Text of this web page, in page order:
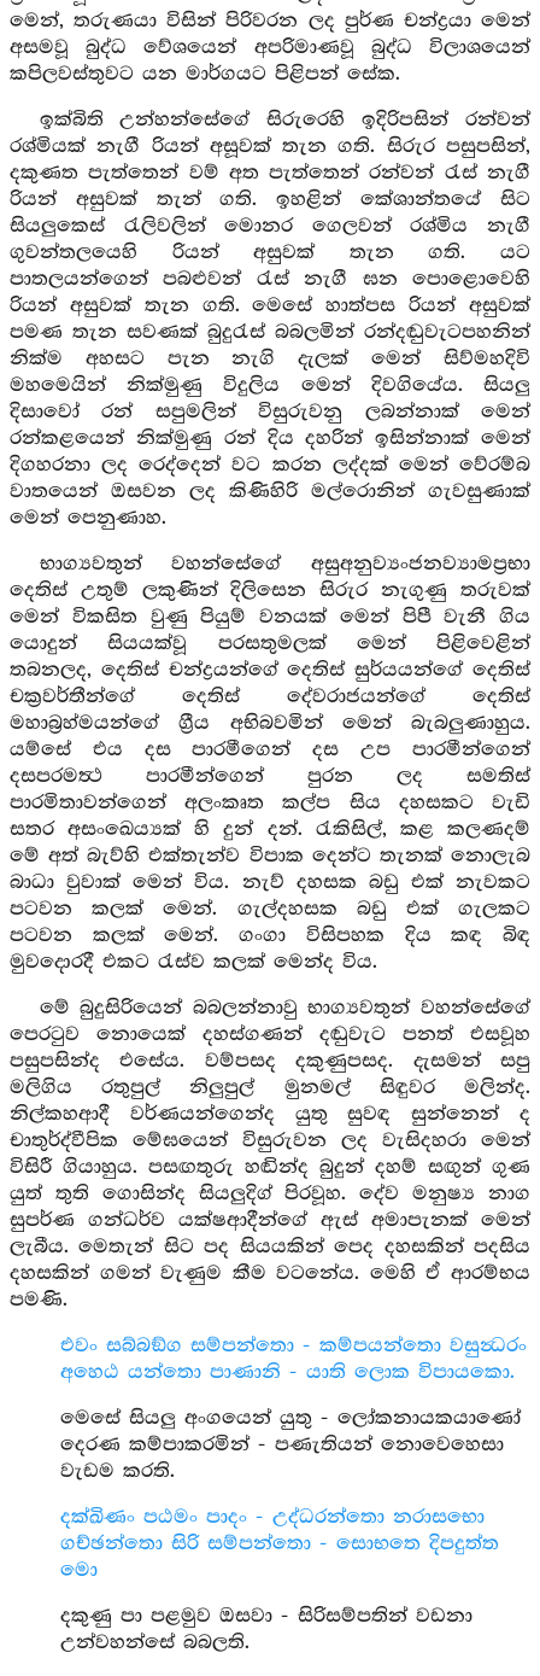
මෙන්, තරුණයා විසින් පිරිවරන ලද පුර්ණ චන්ද්‍රයා මෙන්
අසමවූ බුද්ධ වේශයෙන් අපරිමාණවූ බුද්ධ විලාශයෙන්
කපිලවස්තුවට යන මාර්ගයට පිළිපන් සේක.
ඉක්බිති උන්හන්සේගේ සිරුරෙහි ඉදිරිපසින් රන්වන්
රශ්මියක් නැගී රියන් අසූවක් තැන ගති. සිරුර පසුපසින්,
දකුණත පැත්තෙන් වම් අත පැත්තෙන් රන්වන් රැස් නැගී
රියන් අසුවක් තැන් ගති. ඉහළින් කේශාන්තයේ සිට
සියලුකෙස් රැලිවලින් මොනර ගෙලවන් රශ්මිය නැගී
ගුවන්තලයෙහි රියන් අසුවක් තැන ගති. යට
පාතලයන්ගෙන් පබළුවන් රැස් නැගී ඝන පොළොවෙහි
රියන් අසුවක් තැන ගති. මෙසේ හාත්පස රියන් අසුවක්
පමණ තැන සවණක් බුදුරැස් බබලමින් රන්දඬුවැටපහනින්
නික්ම අහසට පැන නැගි දැලක් මෙන් සිව්මහදිවි
මහමෙයින් නික්මුණු විදුලිය මෙන් දිවගියේය. සියලු
දිසාවෝ රන් සපුමලින් විසුරුවනු ලබන්නාක් මෙන්
රන්කළයෙන් නික්මුණු රන් දිය දහරින් ඉසින්නාක් මෙන්
දිගහරනා ලද රෙද්දෙන් වට කරන ලද්දක් මෙන් වේරම්බ
වාතයෙන් ඔසවන ලද කිණිහිරි මල්රොනින් ගැවසුණාක්
මෙන් පෙනුණාහ.
භාග්‍යවතුන් වහන්සේගේ අසුඅනුව්‍යංජනව්‍යාමප්‍රභා
දෙතිස් උතුම් ලකුණින් දිලිසෙන සිරුර නැගුණු තරුවක්
මෙන් විකසිත වුණු පියුම් වනයක් මෙන් පිපී වැනී ගිය
යොදුන් සියයක්වූ පරසතුමලක් මෙන් පිළිවෙළින්
තබනලද, දෙතිස් චන්ද්‍රයන්ගේ දෙතිස් සුර්යයන්ගේ දෙතිස්
චක්‍රවර්තීන්ගේ දෙතිස් දේවරාජයන්ගේ දෙතිස්
මහාබ්‍රහ්මයන්ගේ ග්‍රීය අභිබවමින් මෙන් බැබලුණාහුය.
යම්සේ එය දස පාරමීගෙන් දස උප පාරමීන්ගෙන්
දසපරමත්‍ථ පාරමීන්ගෙන් පුරන ලද සමතිස්
පාරමිතාවන්ගෙන් අලංකෘත කල්ප සිය දහසකට වැඩි
සතර අසංඛෙය්‍යක් හි දුන් දන්. රැකිසිල්, කළ කලණදම්
මේ අත් බැව්හි එක්තැන්ව විපාක දෙන්ට තැනක් නොලැබ
බාධා වුවාක් මෙන් විය. නැව් දහසක බඩු එක් නැවකට
පටවන කලක් මෙන්. ගැල්දහසක බඩු එක් ගැලකට
පටවන කලක් මෙන්. ගංගා විසිපහක දිය කඳ බිඳ
මුවදොරදී එකට රැස්ව කලක් මෙන්ද විය.
මේ බුදුසිරියෙන් බබලන්නාවු භාග්‍යවතුන් වහන්සේගේ
පෙරටුව නොයෙක් දහස්ගණන් දඬුවැට පනත් එසවූහ
පසුපසින්ද එසේය. වම්පසද දකුණුපසද. දැසමන් සපු
මලිගිය රතුපුල් නිලුපුල් මුනමල් සිඳුවර මලින්ද.
නිල්කහආදී වර්ණයන්ගෙන්ද යුතු සුවඳ සුන්නෙන් ද
චාතුර්ද්වීපික මේඝයෙන් විසුරුවන ලද වැසිදහරා මෙන්
විසිරී ගියාහුය. පසඟතුරු හඬින්ද බුදුන් දහම් සඟුන් ගුණ
යුත් තුති ගොසින්ද සියලුදිග් පිරවූහ. දේව මනුෂ්‍ය නාග
සුපර්ණ ගන්ධර්ව යක්ෂආදීන්ගේ ඇස් අමාපැනක් මෙන්
ලැබීය. මෙතැන් සිට පද සියයකින් පෙද දහසකින් පදසිය
දහසකින් ගමන් වැණුම කීම වටනේය. මෙහි ඒ ආරම්භය
පමණි.
එවං සබ්බඞ්ග සම්පන්තො - කම්පයන්තො වසුන්‍ධරං
අහෙඨ යන්තො පාණානි - යාති ලොක විපායකො.
මෙසේ සියලු අංගයෙන් යුතු - ලෝකනායකයාණෝ
දෙරණ කම්පාකරමින් - පණැතියන් නොවෙහෙසා
වැඩම කරති.
දක්ඛිණං පඨමං පාදං - උද්ධරන්තො නරාසභො
ගච්ඡන්තො සිරි සම්පන්තො - සොභතෙ දිපදුත්ත
මො
දකුණු පා පළමුව ඔසවා - සිරිසම්පතින් වඩනා
උන්වහන්සේ බබලති.